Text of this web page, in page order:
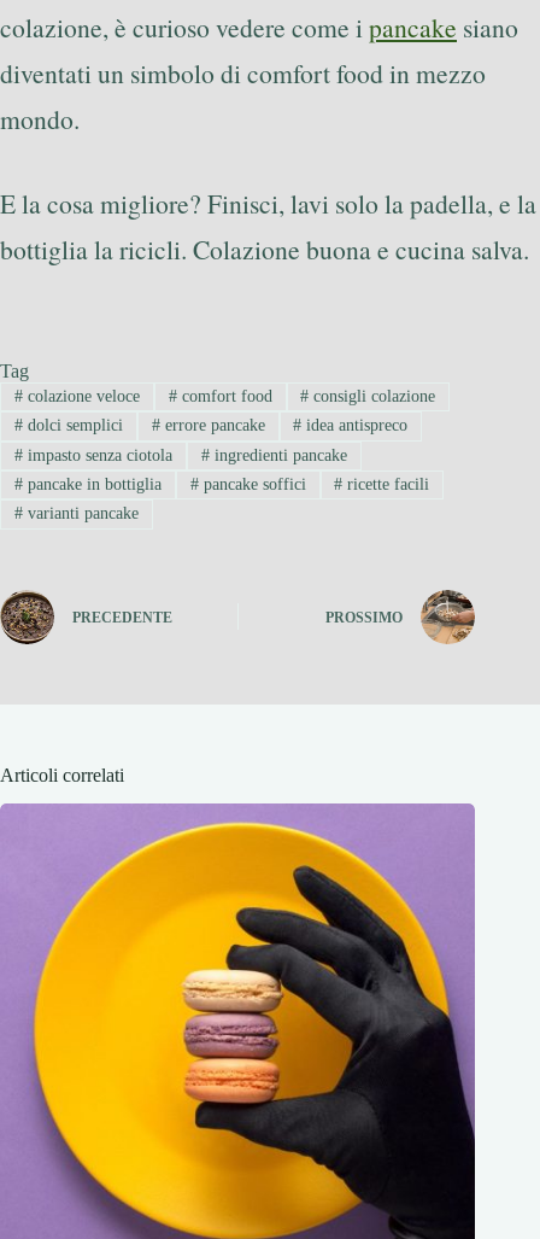
colazione, è curioso vedere come ipancake siano
diventati un simbolo di comfort food in mezzo
mondo.
E la cosa migliore? Finisci, lavi solo la padella, e la
bottiglia la ricicli. Colazione buona e cucina salva.
Tag
#colazione veloce #comfort food # consigli colazione
#dolci semplici #errore pancake # idea antispreco
#impasto senza ciotola #ingredienti pancake
#pancake in bottiglia #pancake soffici # ricette facili
#varianti pancake
PRECEDENTE PROSSIMO
Articoli correlati